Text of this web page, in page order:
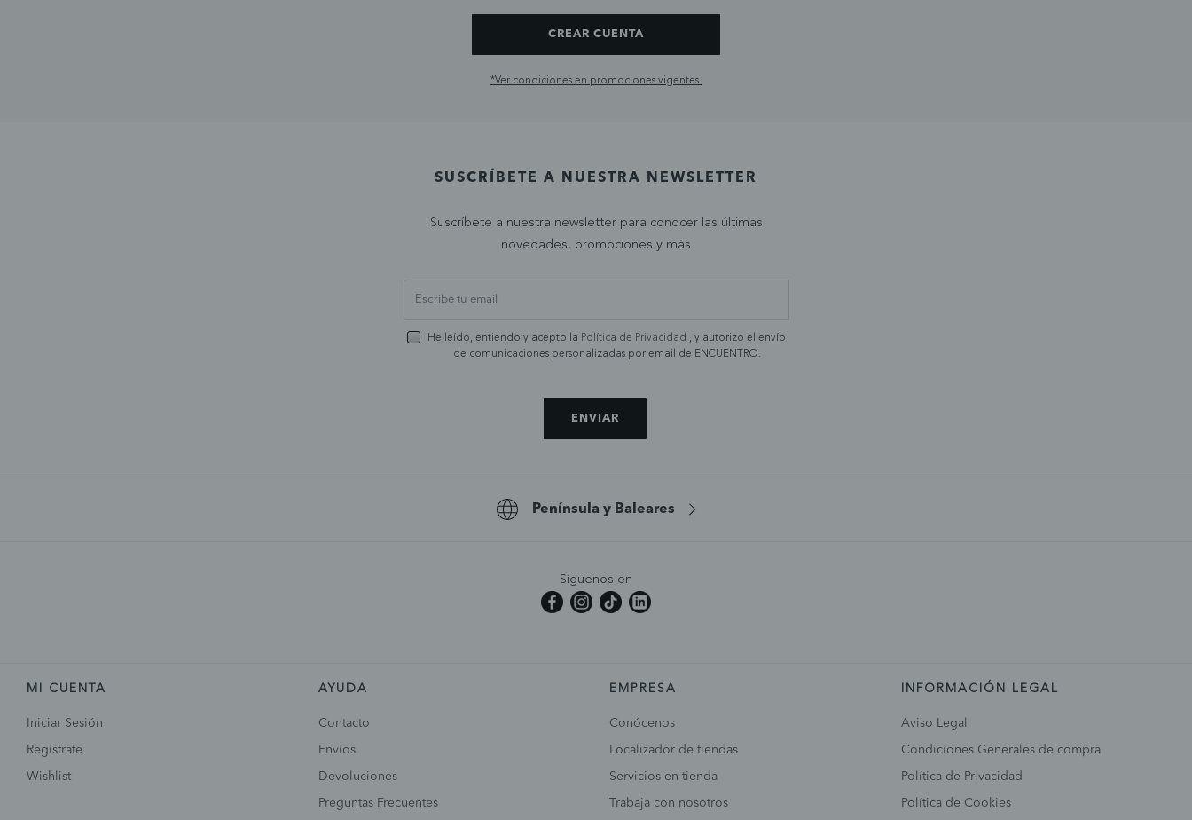
CREAR CUENTA
*Ver condiciones en promociones vigentes.
SUSCRÍBETE A NUESTRA NEWSLETTER
Suscríbete a nuestra newsletter para conocer las últimas
novedades, promociones y más
He leído, entiendo y acepto la Política de Privacidad , y autorizo el envío
de comunicaciones personalizadas por email de ENCUENTRO.
ENVIAR
Península y Baleares
Síguenos en
MI CUENTA
Iniciar Sesión
Regístrate
Wishlist
AYUDA
Contacto
Envíos
Devoluciones
Preguntas Frecuentes
EMPRESA
Conócenos
Localizador de tiendas
Servicios en tienda
Trabaja con nosotros
INFORMACIÓN LEGAL
Aviso Legal
Condiciones Generales de compra
Política de Privacidad
Política de Cookies